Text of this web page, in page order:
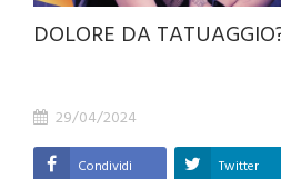
DOLORE DA
29/04/2024
Condividi Twitter